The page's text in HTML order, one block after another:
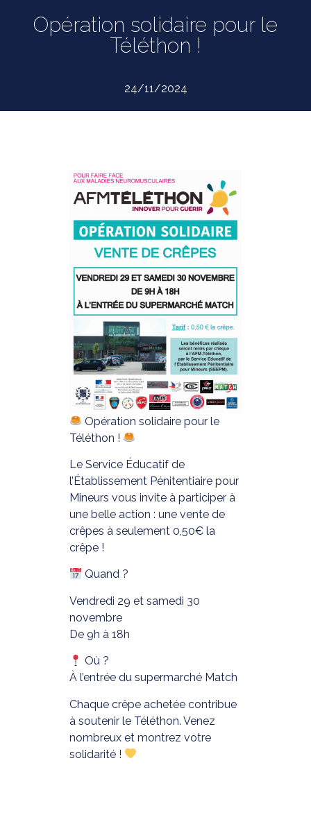
Opération solidaire pour le
Téléthon !
24/11/2024
Opération solidaire pour le
Téléthon !
Le Service Éducatif de
l’Établissement Pénitentiaire pour
Mineurs vous invite à participer à
une belle action : une vente de
crêpes à seulement 0,50€ la
crêpe !
Quand ?
Vendredi 29 et samedi 30
novembre
De 9h à 18h
Où ?
À l’entrée du supermarché Match
Chaque crêpe achetée contribue
à soutenir le Téléthon. Venez
nombreux et montrez votre
solidarité !